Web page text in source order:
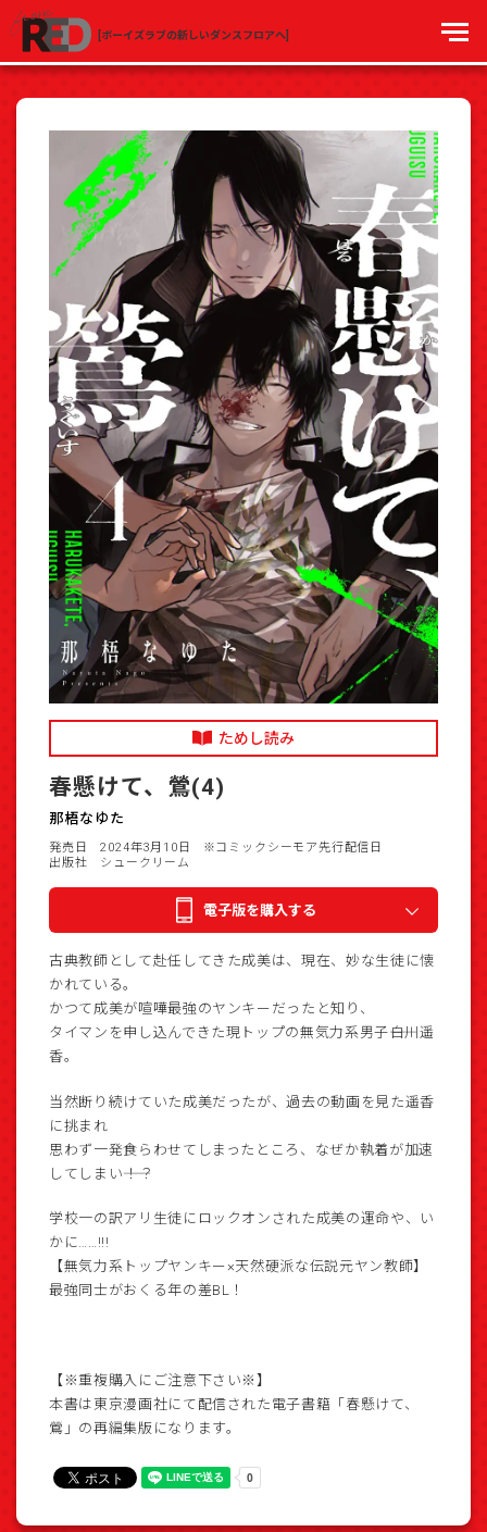
[ボーイズラブの新しいダンスフロアへ]
ためし読み
春懸けて、鶯(4)
那梧なゆた
発売日 2024年3月10日
※コミックシーモア先行配信日
出版社 シュークリーム
電子版を購入する
古典教師として赴任してきた成美は、現在、妙な生徒に懐
かれている。
かつて成美が喧嘩最強のヤンキーだったと知り、
タイマンを申し込んできた現トップの無気力系男子――白川遥
香。
当然断り続けていた成美だったが、過去の動画を見た遥香
に挑まれ
思わず一発食らわせてしまったところ、なぜか執着が加速
してしまい――！？
学校一の訳アリ生徒にロックオンされた成美の運命や、い
かに……!!!
【無気力系トップヤンキー×天然硬派な伝説元ヤン教師】
最強同士がおくる年の差BL！
【※重複購入にご注意下さい※】
本書は東京漫画社にて配信された電子書籍「春懸けて、
鶯」の再編集版になります。